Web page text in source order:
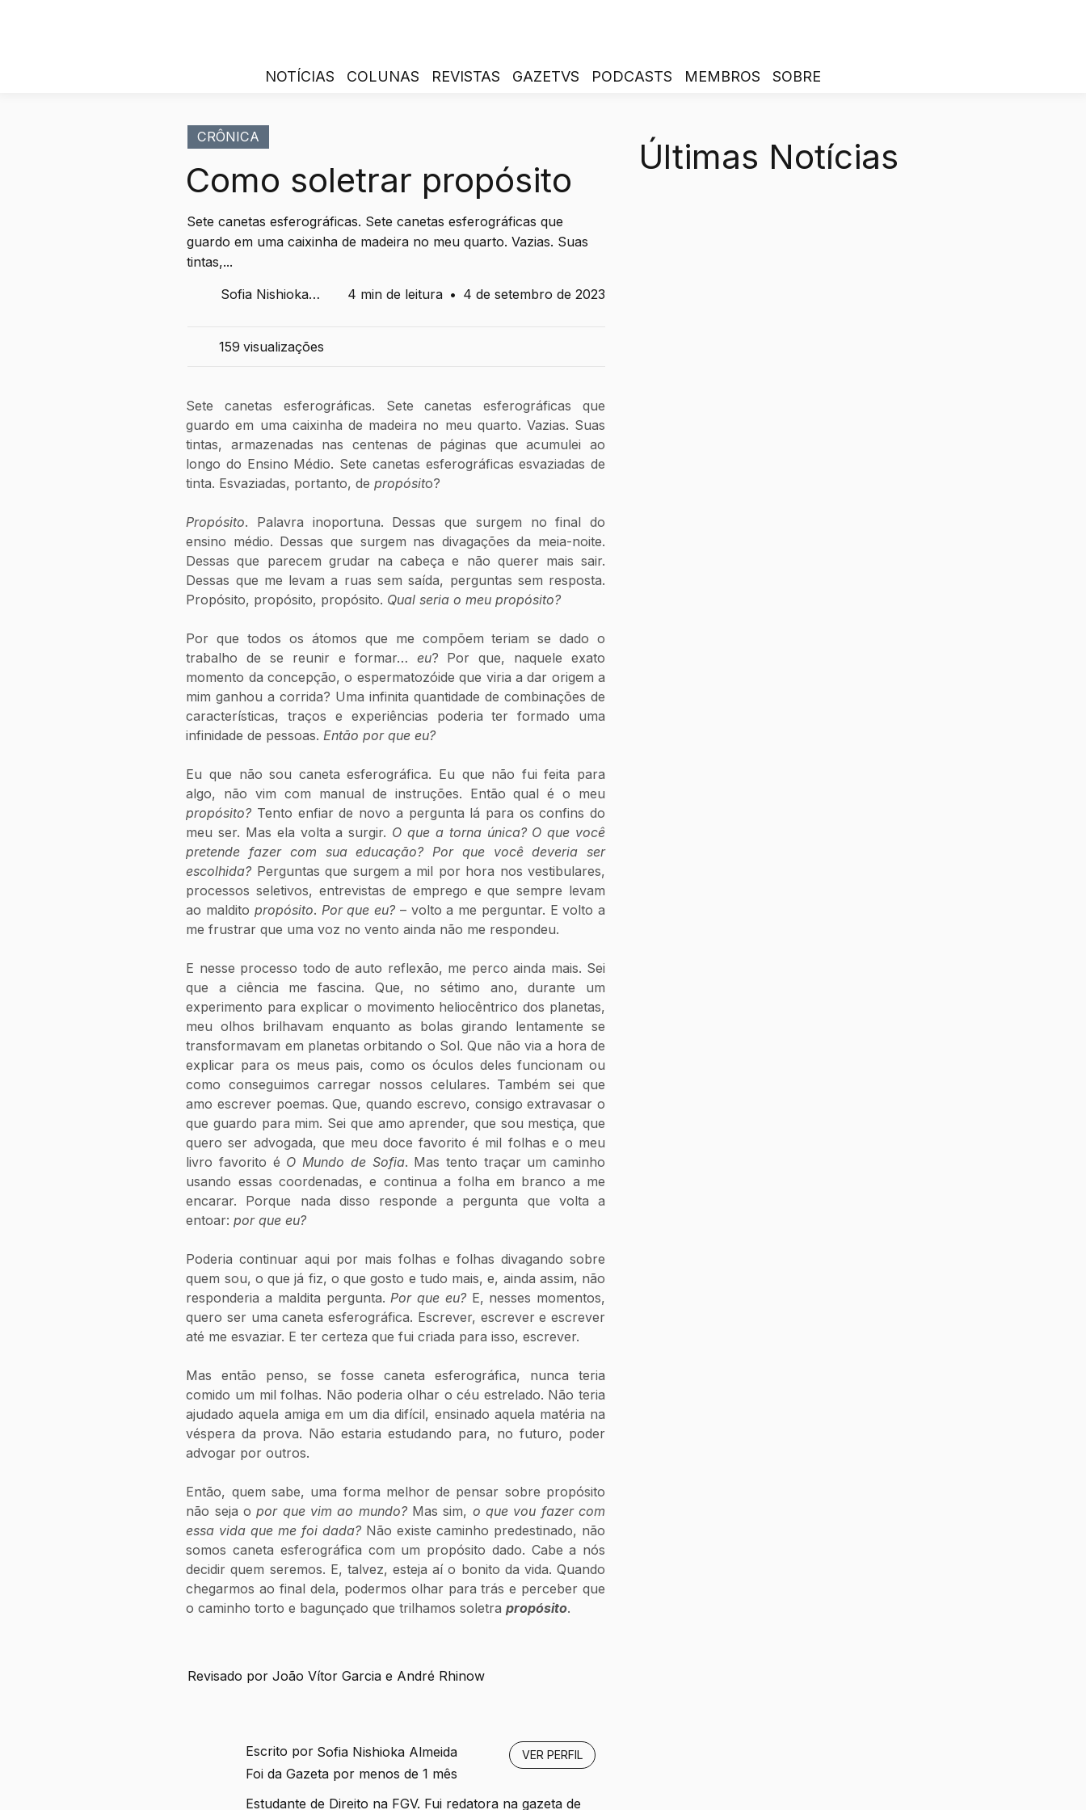
NOTÍCIAS COLUNAS REVISTAS GAZETVS PODCASTS MEMBROS SOBRE
CRÔNICA
Como soletrar propósito
Sete canetas esferográficas. Sete canetas esferográficas que
guardo em uma caixinha de madeira no meu quarto. Vazias. Suas
tintas,...
Sofia Nishioka
4 min de leitura • 4 de setembro de 2023
159 visualizações
Sete canetas esferográficas. Sete canetas esferográficas que
guardo em uma caixinha de madeira no meu quarto. Vazias. Suas
tintas, armazenadas nas centenas de páginas que acumulei ao
longo do Ensino Médio. Sete canetas esferográficas esvaziadas de
tinta. Esvaziadas, portanto, de propósito?
Propósito. Palavra inoportuna. Dessas que surgem no final do
ensino médio. Dessas que surgem nas divagações da meia-noite.
Dessas que parecem grudar na cabeça e não querer mais sair.
Dessas que me levam a ruas sem saída, perguntas sem resposta.
Propósito, propósito, propósito. Qual seria o meu propósito?
Por que todos os átomos que me compõem teriam se dado o
trabalho de se reunir e formar… eu? Por que, naquele exato
momento da concepção, o espermatozóide que viria a dar origem a
mim ganhou a corrida? Uma infinita quantidade de combinações de
características, traços e experiências poderia ter formado uma
infinidade de pessoas. Então por que eu?
Eu que não sou caneta esferográfica. Eu que não fui feita para
propósito? Tento enfiar de novo a pergunta lá para os confins do
meu ser. Mas ela volta a surgir. O que a torna única? O que você
pretende fazer com sua educação? Por que você deveria ser
escolhida? Perguntas que surgem a mil por hora nos vestibulares,
processos seletivos, entrevistas de emprego e que sempre levam
ao maldito propósito. Por que eu? – volto a me perguntar. E volto a
me frustrar que uma voz no vento ainda não me respondeu.
E nesse processo todo de auto reflexão, me perco ainda mais. Sei
que a ciência me fascina. Que, no sétimo ano, durante um
experimento para explicar o movimento heliocêntrico dos planetas,
meu olhos brilhavam enquanto as bolas girando lentamente se
transformavam em planetas orbitando o Sol. Que não via a hora de
explicar para os meus pais, como os óculos deles funcionam ou
como conseguimos carregar nossos celulares. Também sei que
amo escrever poemas. Que, quando escrevo, consigo extravasar o
que guardo para mim. Sei que amo aprender, que sou mestiça, que
quero ser advogada, que meu doce favorito é mil folhas e o meu
livro favorito é O Mundo de Sofia. Mas tento traçar um caminho
usando essas coordenadas, e continua a folha em branco a me
encarar. Porque nada disso responde a pergunta que volta a
entoar: por que eu?
Poderia continuar aqui por mais folhas e folhas divagando sobre
quem sou, o que já fiz, o que gosto e tudo mais, e, ainda assim, não
responderia a maldita pergunta. Por que eu? E, nesses momentos,
quero ser uma caneta esferográfica. Escrever, escrever e escrever
até me esvaziar. E ter certeza que fui criada para isso, escrever.
Mas então penso, se fosse caneta esferográfica, nunca teria
comido um mil folhas. Não poderia olhar o céu estrelado. Não teria
ajudado aquela amiga em um dia difícil, ensinado aquela matéria na
véspera da prova. Não estaria estudando para, no futuro, poder
advogar por outros.
Então, quem sabe, uma forma melhor de pensar sobre propósito
não seja o por que vim ao mundo? Mas sim, o que vou fazer com
essa vida que me foi dada? Não existe caminho predestinado, não
somos caneta esferográfica com um propósito dado. Cabe a nós
decidir quem seremos. E, talvez, esteja aí o bonito da vida. Quando
chegarmos ao final dela, podermos olhar para trás e perceber que
o caminho torto e bagunçado que trilhamos soletra propósito.
Revisado por João Vítor Garcia e André Rhinow
Escrito por Sofia Nishioka Almeida
Foi da Gazeta por menos de 1 mês
Estudante de Direito na FGV. Fui redatora na gazeta de
VER PERFIL
Últimas Notícias